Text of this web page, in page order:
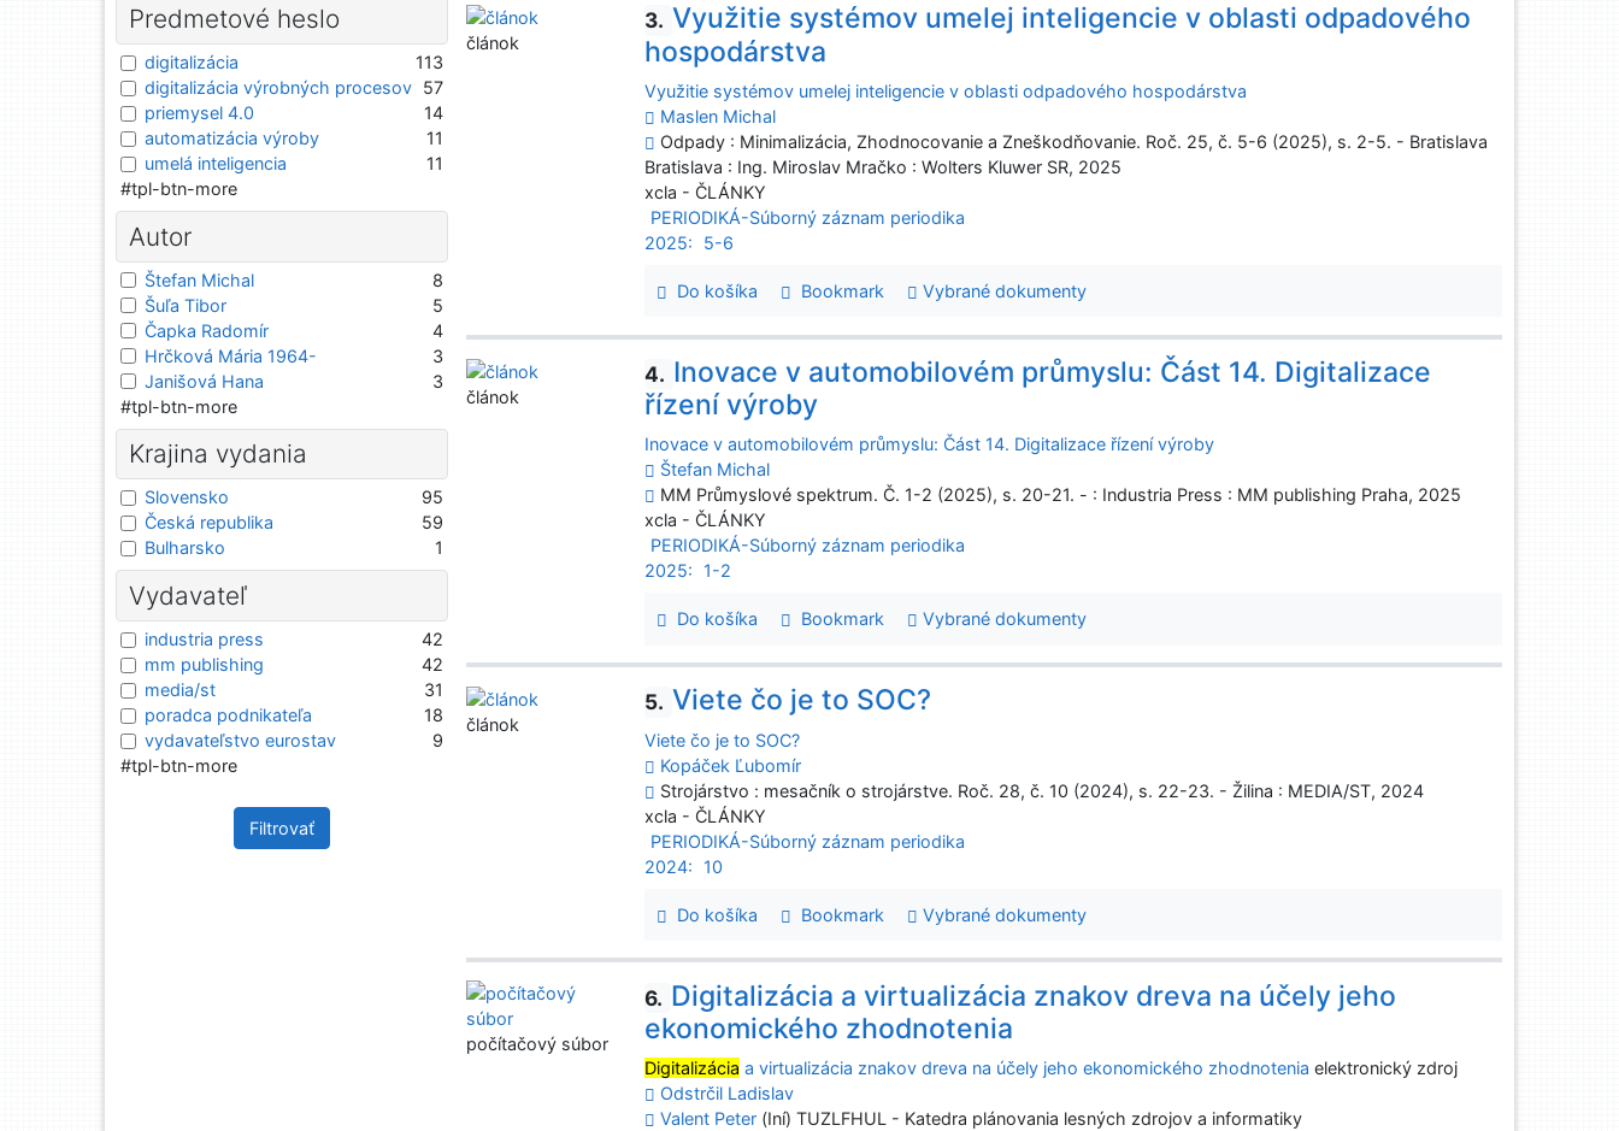
3. Využitie systémov umelej inteligencie v oblasti odpadového
hospodárstva
Využitie systémov umelej inteligencie v oblasti odpadového hospodárstva
Maslen Michal
Odpady : Minimalizácia, Zhodnocovanie a Zneškodňovanie. Roč. 25, č. 5-6 (2025), s. 2-5. - Bratislava
Bratislava : Ing. Miroslav Mračko : Wolters Kluwer SR, 2025
xcla - ČLÁNKY
PERIODIKÁ-Súborný záznam periodika
2025:
5-6
Do košíka Bookmark Vybrané dokumenty
článok
4. Inovace v automobilovém průmyslu: Část 14. Digitalizace
řízení výroby
Inovace v automobilovém průmyslu: Část 14. Digitalizace řízení výroby
Štefan Michal
MM Průmyslové spektrum. Č. 1-2 (2025), s. 20-21. - : Industria Press : MM publishing Praha, 2025
xcla - ČLÁNKY
PERIODIKÁ-Súborný záznam periodika
2025:
1-2
Do košíka Bookmark Vybrané dokumenty
článok
5. Viete čo je to SOC?
Viete čo je to SOC?
Kopáček Ľubomír
Strojárstvo : mesačník o strojárstve. Roč. 28, č. 10 (2024), s. 22-23. - Žilina : MEDIA/ST, 2024
xcla - ČLÁNKY
PERIODIKÁ-Súborný záznam periodika
2024:
10
Do košíka Bookmark Vybrané dokumenty
článok
6. Digitalizácia a virtualizácia znakov dreva na účely jeho
ekonomického zhodnotenia
Digitalizácia a virtualizácia znakov dreva na účely jeho ekonomického zhodnotenia elektronický zdroj
Odstrčil Ladislav
Valent Peter (Iní) TUZLFHUL - Katedra plánovania lesných zdrojov a informatiky
počítačový súbor
Predmetové heslo
digitalizácia
113
digitalizácia výrobných procesov 57
priemysel 4.0
14
automatizácia výroby
11
umelá inteligencia
11
#tpl-btn-more
Autor
Štefan Michal
8
Šuľa Tibor
5
Čapka Radomír
4
Hrčková Mária 1964-
3
Janišová Hana
3
#tpl-btn-more
Krajina vydania
Slovensko
95
Česká republika
59
Bulharsko
1
Vydavateľ
industria press
42
mm publishing
42
media/st
31
poradca podnikateľa
18
vydavateľstvo eurostav
9
#tpl-btn-more
Filtrovať